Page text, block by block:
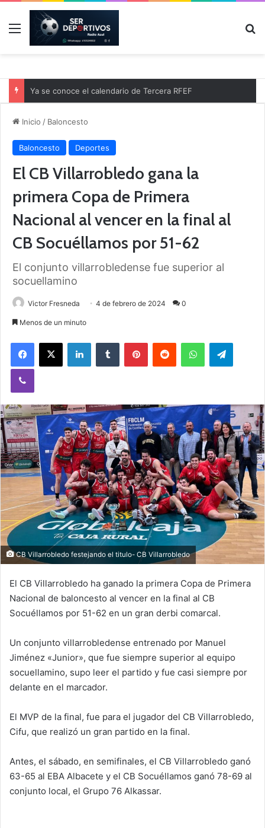
Menú
Ya se conoce el calendario de Tercera RFEF
Inicio / Baloncesto
Baloncesto Deportes
El CB Villarrobledo gana la
primera Copa de Primera
Nacional al vencer en la final al
CB Socuéllamos por 51-62
El conjunto villarrobledense fue superior al
socuellamino
Victor Fresneda 4 de febrero de 2024 0
Menos de un minuto
CB Villarrobledo festejando el titulo- CB Villarrobledo
El CB Villarrobledo ha ganado la primera Copa de Primera
Nacional de baloncesto al vencer en la final al CB
Socuéllamos por 51-62 en un gran derbi comarcal.
Un conjunto villarrobledense entrenado por Manuel
Jiménez «Junior», que fue siempre superior al equipo
socuellamino, supo leer el partido y fue casi siempre por
delante en el marcador.
El MVP de la final, fue para el jugador del CB Villarrobledo,
Cifu, que realizó un gran partido en la final.
Antes, el sábado, en semifinales, el CB Villarrobledo ganó
63-65 al EBA Albacete y el CB Socuéllamos ganó 78-69 al
conjunto local, el Grupo 76 Alkassar.